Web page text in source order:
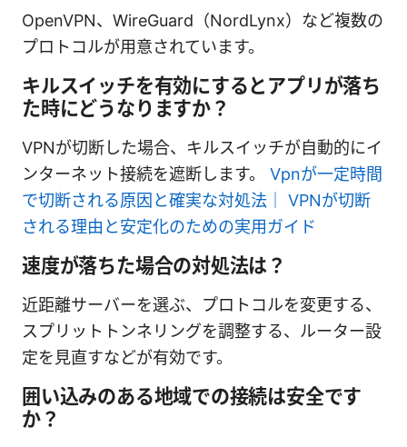
OpenVPN、WireGuard（NordLynx）など複数の
プロトコルが用意されています。
キルスイッチを有効にするとアプリが落ち
た時にどうなりますか？
VPNが切断した場合、キルスイッチが自動的にイ
ンターネット接続を遮断します。 Vpnが一定時間
で切断される原因と確実な対処法｜ VPNが切断
される理由と安定化のための実用ガイド
速度が落ちた場合の対処法は？
近距離サーバーを選ぶ、プロトコルを変更する、
スプリットトンネリングを調整する、ルーター設
定を見直すなどが有効です。
囲い込みのある地域での接続は安全です
か？